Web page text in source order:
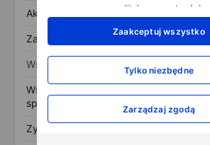
polityką
prywatności
Zaakceptuj wszystko
Tylko niezbędne
Zarządzaj zgodą
Aktywa ogółem
Zadłużenie ogółem XXXXXXX
Wskaźniki
Współczynnik cena do
sprzedaży
Zysk na akcję